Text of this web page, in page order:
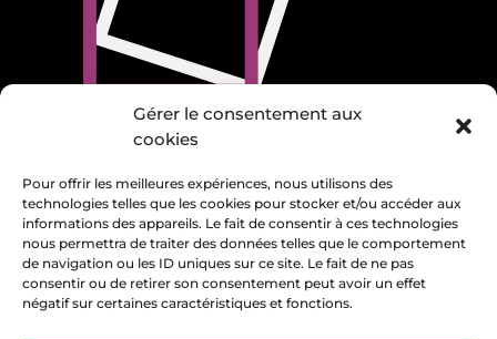
Gérer le consentement aux
cookies
Pour offrir les meilleures expériences, nous utilisons des
technologies telles que les cookies pour stocker et/ou accéder aux
informations des appareils. Le fait de consentir à ces technologies
nous permettra de traiter des données telles que le comportement
de navigation ou les ID uniques sur ce site. Le fait de ne pas
consentir ou de retirer son consentement peut avoir un effet
négatif sur certaines caractéristiques et fonctions.
Politique de confidentialité et de cookies
Mentions légales
 Page Facebook